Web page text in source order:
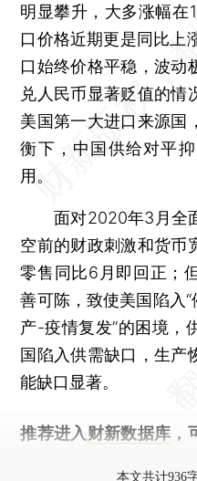
明显攀升，大多涨幅在
口价格近期更是同比上
口始终价格平稳，波动
兑人民币显著贬值的情
美国第一大进口来源国
衡下，中国供给对平
用。
面对2020年3月全面
空前的财政刺激和货币
零售同比6月即回正；
善可陈，致使美国陷入
产-疫情复发”的困境，
国陷入供需缺口，生产
能缺口显著。
推荐进入 财新数据库
本文共计936